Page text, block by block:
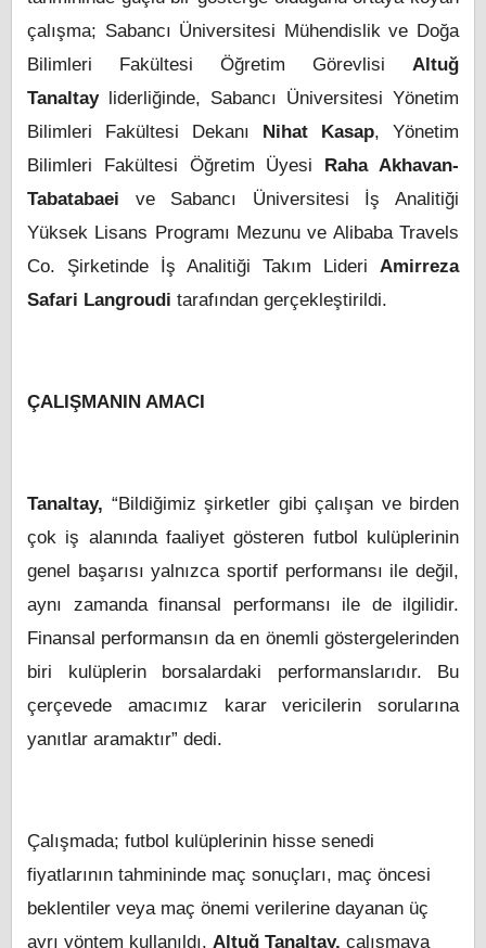
çalışma; Sabancı Üniversitesi Mühendislik ve Doğa
Bilimleri Fakültesi Öğretim Görevlisi Altuğ
Tanaltayliderliğinde, Sabancı Üniversitesi Yönetim
Bilimleri Fakültesi Dekanı Nihat Kasap,
Yönetim
Bilimleri Fakültesi
Öğretim Üyesi Raha Akhavan-
Tabatabaei ve Sabancı Üniversitesi İş Analitiği
Yüksek Lisans Programı Mezunu ve Alibaba Travels
Co. Şirketinde İş Analitiği Takım Lideri Amirreza
Safari Langroudi tarafından gerçekleştirildi.
ÇALIŞMANIN AMACI
Tanaltay, “Bildiğimiz şirketler gibi çalışan ve birden
çok iş alanında faaliyet gösteren futbol kulüplerinin
genel başarısı yalnızca sportif performansı ile değil,
aynı zamanda finansal performansı ile de ilgilidir.
Finansal performansın da en önemli göstergelerinden
biri kulüplerin borsalardaki performanslarıdır. Bu
çerçevede amacımız karar vericilerin sorularına
yanıtlar aramaktır” dedi.
Çalışmada; futbol kulüplerinin hisse senedi
fiyatlarının tahmininde maç sonuçları, maç öncesi
beklentiler veya maç önemi verilerine dayanan üç
ayrı yöntem kullanıldı. Altuğ Tanaltay, çalışmaya